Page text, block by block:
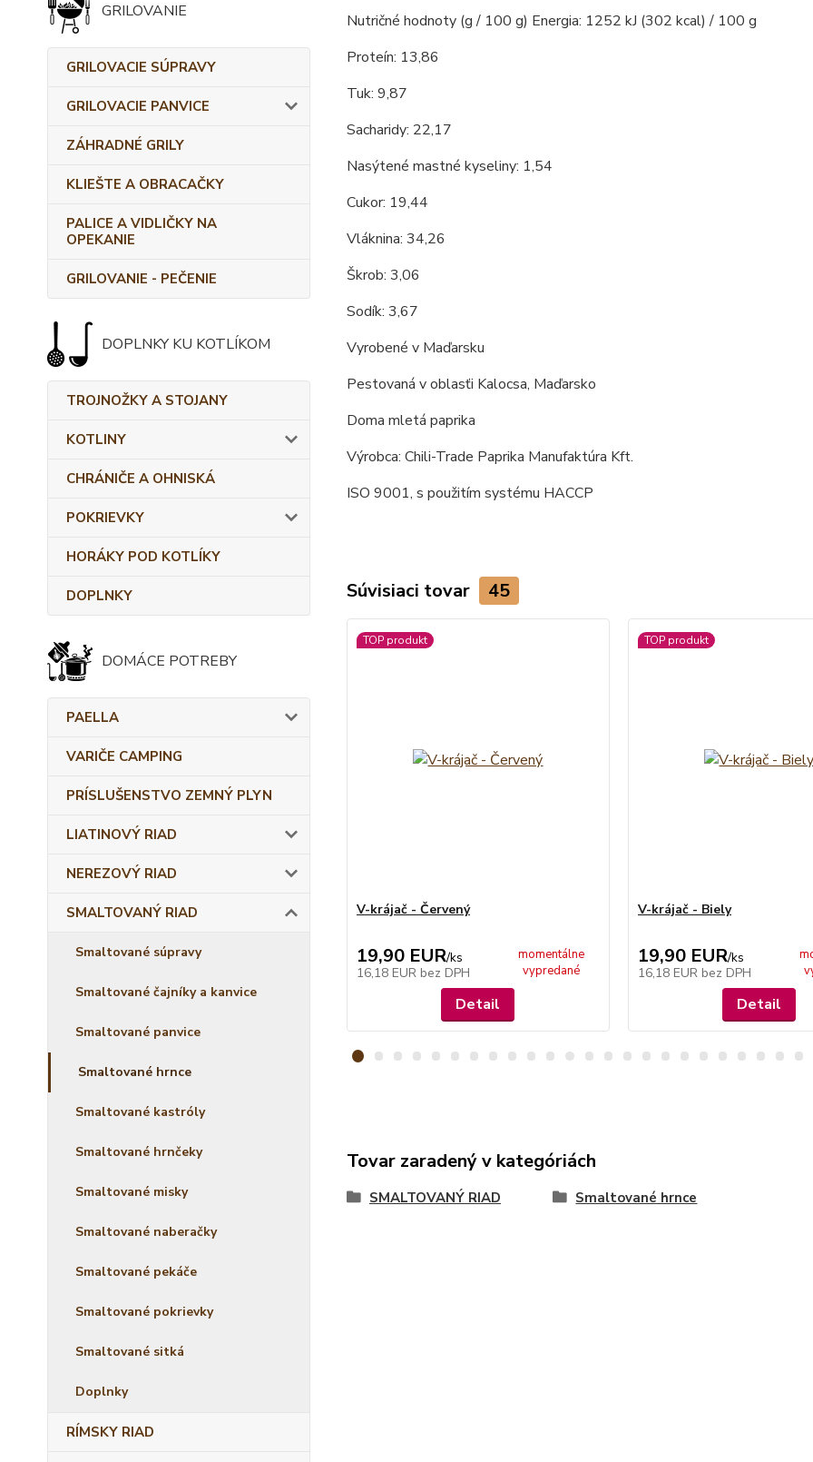
GRILOVANIE
GRILOVACIE SÚPRAVY
GRILOVACIE PANVICE
ZÁHRADNÉ GRILY
KLIEŠTE A OBRACAČKY
PALICE A VIDLIČKY NA
OPEKANIE
GRILOVANIE - PEČENIE
DOPLNKY KU KOTLÍKOM
TROJNOŽKY A STOJANY
KOTLINY
CHRÁNIČE A OHNISKÁ
POKRIEVKY
HORÁKY POD KOTLÍKY
DOPLNKY
DOMÁCE POTREBY
PAELLA
VARIČE CAMPING
PRÍSLUŠENSTVO ZEMNÝ PLYN
LIATINOVÝ RIAD
NEREZOVÝ RIAD
SMALTOVANÝ RIAD
Smaltované súpravy
Smaltované čajníky a kanvice
Smaltované panvice
Smaltované hrnce
Smaltované kastróly
Smaltované hrnčeky
Smaltované misky
Smaltované naberačky
Smaltované pekáče
Smaltované pokrievky
Smaltované sitká
Doplnky
RÍMSKY RIAD
Nutričné hodnoty (g / 100 g) Energia: 1252 kJ (302 kcal) / 100 g
Proteín: 13,86
Tuk: 9,87
Sacharidy: 22,17
Nasýtené mastné kyseliny: 1,54
Cukor: 19,44
Vláknina: 34,26
Škrob: 3,06
Sodík: 3,67
Vyrobené v Maďarsku
Pestovaná v oblasťi Kalocsa, Maďarsko
Doma mletá paprika
Výrobca: Chili-Trade Paprika Manufaktúra Kft.
ISO 9001, s použitím systému HACCP
Súvisiaci tovar 45
TOP produkt
V-krájač - Červený
19,90 EUR/ks
16,18 EUR bez DPH
momentálne
vypredané
Detail
TOP produkt
V-krájač - Biely
19,90 EUR/ks
16,18 EUR bez DPH
Detail
Tovar zaradený v kategóriách
SMALTOVANÝ RIAD Smaltované hrnce